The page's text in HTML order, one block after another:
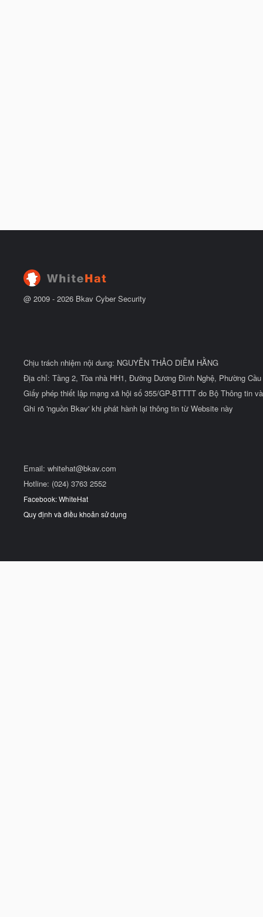
@ 2009 - 2026 Bkav Cyber Security
Chịu trách nhiệm nội dung: NGUYỄN THẢO DIỄM HẰNG
Địa chỉ: Tầng 2, Tòa nhà HH1, Đường Dương Đình Nghệ, Phường
Giấy phép thiết lập mạng xã hội số 355/GP-BTTTT do Bộ Thông tin
Ghi rõ 'nguồn Bkav' khi phát hành lại thông tin từ Website này
Email: whitehat@bkav.com
Hotline: (024) 3763 2552
Facebook: WhiteHat
Quy định và điều khoản sử dụng